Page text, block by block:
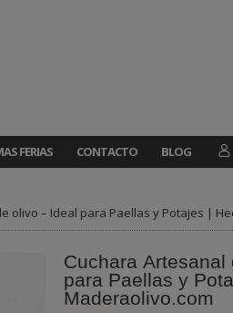
FERIAS CONTACTO BLOG
olivo – Ideal para Paellas y Potajes |
Cuchara
para Paellas y
Maderaolivo.com